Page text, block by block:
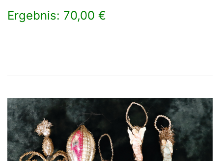
Ergebnis: 70,00 €